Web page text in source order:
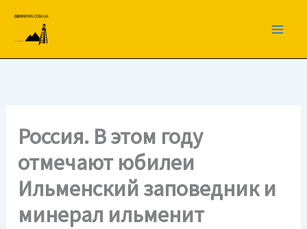
вмісту
Россия. В этом году
отмечают юбилеи
Ильменский заповедник и
минерал ильменит